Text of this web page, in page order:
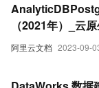
阿里云文档 2023-09-
（2021年）_云
(AnalyticDB for